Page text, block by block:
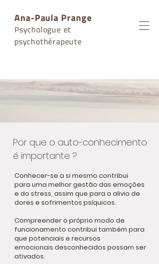
Ana-Paula Prange
Psychologue et
psychothérapeute
Por que o auto-conhecimento
é importante ?
Conhecer-se a si mesmo contribui
para uma melhor gestão das emoções
e do stress, assim que para o alivio de
dores e sofrimentos psíquicos.
Compreender o próprio modo de
funcionamento contribui também para
que potenciais e recursos
emocionais desconhecidos possam ser
ativados.